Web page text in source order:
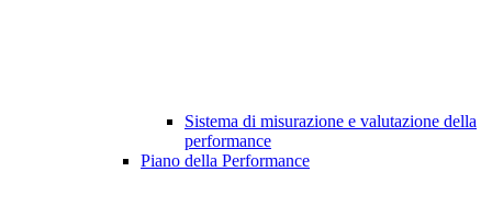
Sistema di misurazione e valutazione della
performance
Piano della Performance